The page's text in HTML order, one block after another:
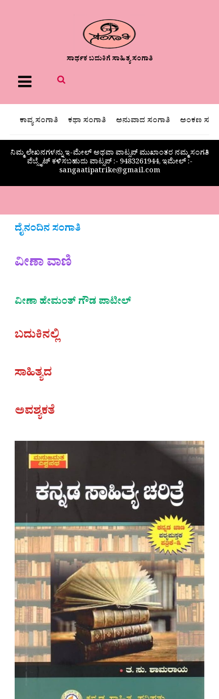
ಸಾರ್ಥಕ ಬದುಕಿಗೆ ಸಾಹಿತ್ಯ ಸಂಗಾತಿ
Menu
ಕಾವ್ಯ ಸಂಗಾತಿ ಕಥಾ ಸಂಗಾತಿ ಅನುವಾದ ಸಂಗಾತಿ ಅಂಕಣ
ನಿಮ್ಮ ಲೇಖನಗಳನ್ನು ಇ-ಮೇಲ್ ಅಥವಾ ವಾಟ್ಸಪ್ ಮುಖಾಂತರ ನಮ್ಮ ಸಂಗತಿ
ವೆಬ್ಸೈಟ್ ಕಳಿಸಬಹುದು ವಾಟ್ಸಪ್‌ :- 9483261944, ಇಮೇಲ್ :-
sangaatipatrike@gmail.com
ದೈನಂದಿನ ಸಂಗಾತಿ
ವೀಣಾ ವಾಣಿ
ವೀಣಾ ಹೇಮಂತ್‌ ಗೌಡ ಪಾಟೀಲ್
ಬದುಕಿನಲ್ಲಿ
ಸಾಹಿತ್ಯದ
ಅವಶ್ಯಕತೆ